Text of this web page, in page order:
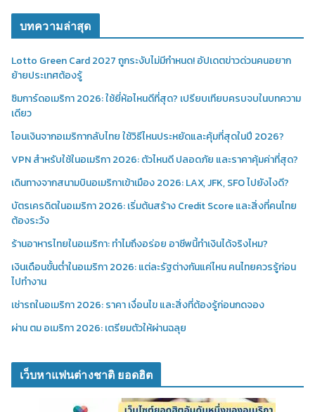
บทความล่าสุด
Lotto Green Card 2027 ถูกระงับไม่มีกำหนด! อัปเดตข่าวด่วนคนอยาก
ย้ายประเทศต้องรู้
ซิมการ์ดอเมริกา 2026: ใช้ยี่ห้อไหนดีที่สุด? เปรียบเทียบครบจบในบทความ
เดียว
โอนเงินจากอเมริกากลับไทย ใช้วิธีไหนประหยัดและคุ้มที่สุดในปี 2026?
VPN สำหรับใช้ในอเมริกา 2026: ตัวไหนดี ปลอดภัย และราคาคุ้มค่าที่สุด?
เดินทางจากสนามบินอเมริกาเข้าเมือง 2026: LAX, JFK, SFO ไปยังไงดี?
บัตรเครดิตในอเมริกา 2026: เริ่มต้นสร้าง Credit Score และสิ่งที่คนไทย
ต้องระวัง
ร้านอาหารไทยในอเมริกา: ทำไมถึงอร่อย อาชีพนี้ทำเงินได้จริงไหม?
เงินเดือนขั้นต่ำในอเมริกา 2026: แต่ละรัฐต่างกันแค่ไหน คนไทยควรรู้ก่อน
ไปทำงาน
เช่ารถในอเมริกา 2026: ราคา เงื่อนไข และสิ่งที่ต้องรู้ก่อนกดจอง
ผ่าน ตม อเมริกา 2026: เตรียมตัวให้ผ่านฉลุย
เว็บหาแฟนต่างชาติ ยอดฮิต